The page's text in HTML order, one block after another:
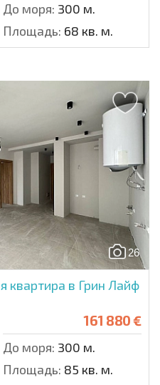
До моря: 300 м.
Площадь: 68 кв. м.
26
квартира в Грин Лайф
161 880 €
До моря: 300 м.
Площадь: 85 кв. м.